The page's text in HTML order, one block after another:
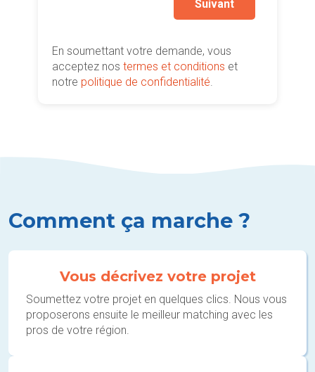
Suivant
En soumettant votre demande, vous
acceptez nostermes et conditions et
notre politique de confidentialité
Comment ça marche ?
Vous décrivez votre projet
Soumettez votre projet en quelques clics. Nous vous
proposerons ensuite le meilleur matching avec les
pros de votre région.